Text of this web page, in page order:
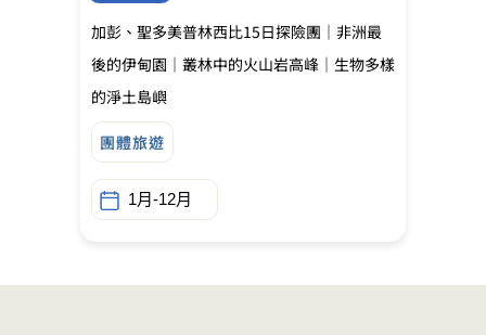
加彭、聖多美普林西比15日探險團｜非洲最
後的伊甸園｜叢林中的火山岩高峰｜生物多樣
的淨土島嶼
團體旅遊
1月-12月